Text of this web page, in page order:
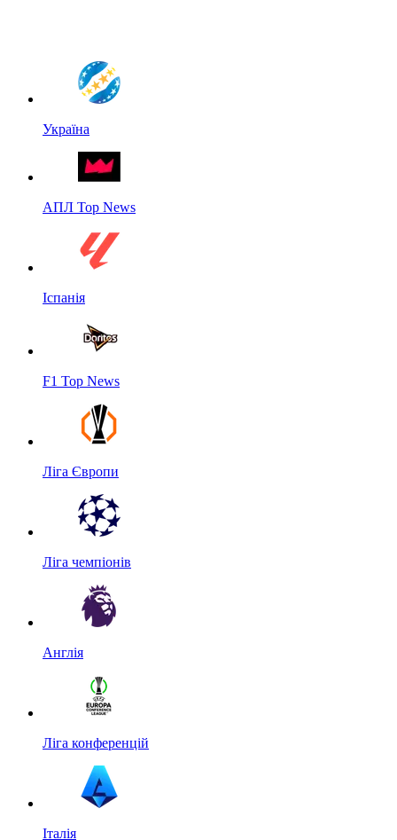
Україна
АПЛ Top News
Іспанія
F1 Top News
Ліга Європи
Ліга чемпіонів
Англія
Ліга конференцій
Італія